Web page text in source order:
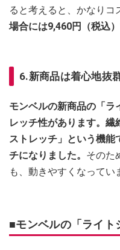
ると考えると、かなりコ
場合には9,460円（税込）
6.新商品は着心地抜
モンベルの新商品の「ラ
レッチ性があります。繊
ストレッチ」という機能
チになりました。 そのた
も、動きやすくなってい
■モンベルの「ライト